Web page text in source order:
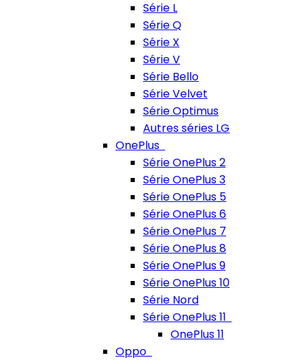
Série L
Série Q
Série X
Série V
Série Bello
Série Velvet
Série Optimus
Autres séries LG
OnePlus
Série OnePlus 2
Série OnePlus 3
Série OnePlus 5
Série OnePlus 6
Série OnePlus 7
Série OnePlus 8
Série OnePlus 9
Série OnePlus 10
Série Nord
Série OnePlus 11
OnePlus 11
Oppo